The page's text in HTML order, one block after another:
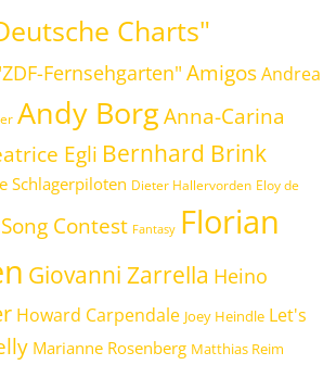
Charts"
Fernsehgarten" Amigos Andrea
Andy Borg Anna-Carina
Egli Bernhard Brink
Schlagerpiloten Dieter Hallervorden Eloy de
Contest Fantasy Florian
Giovanni Zarrella Heino
Howard Carpendale Joey Heindle Let's
Marianne Rosenberg Matthias Reim